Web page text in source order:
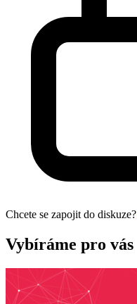
Chcete se zapojit do diskuze?
Vybíráme pro vás